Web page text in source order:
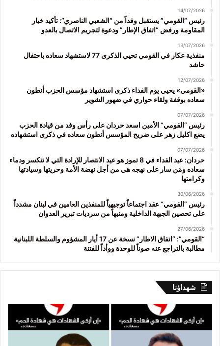
14/07/2026
رئيس “القومي” يستقبل وفداً من “الشعبي الناصري”: تأكيد خيار
المقاومة ورفض “اتفاق الإطار” ودعوة لتجريم الاتصال بالعدو
13/07/2026
منفذية عكار في القومي تحيي الذكرى 77 لاستشهاد سعاده باحتفال
حاشد
12/07/2026
«القومي» يحيي يوم الفداء ذكرى استشهاد مؤسس الحزب أنطون
سعاده بوقفة ولقاء حواري في ضهور الشوير
07/07/2026
رئيس “القومي” الأمين اسعد حردان على رأس وفد من قيادة الحزب
يضع اكليل زهر على ضريح المؤسس أنطون سعاده في ذكرى استشهاده
07/07/2026
حردان: عيد الفداء في 8 تموز هو عيد الانتصار للإرادة التي لا تنكسر ودماء
سعاده ومَن سار على نهجه هي من أجل نهضة الأمة وحريتها وسيادتها
وكرامتها
30/06/2026
رئيس “القومي” عقد اجتماعاً توجيهياً للمنفذين العامين في لبنان مشدداً
على تحصين الجبهة الداخلية ومنبهاً من سرديات تبرير العدوان
27/06/2026
“القومي”: “اتفاق الاطار” نسخة عن 17 أيار المشؤوم والسلطة اللبنانية
مطالبة بالتراجع عنه صوناً للوحدة ووأداً للفتنة
شهداؤنا